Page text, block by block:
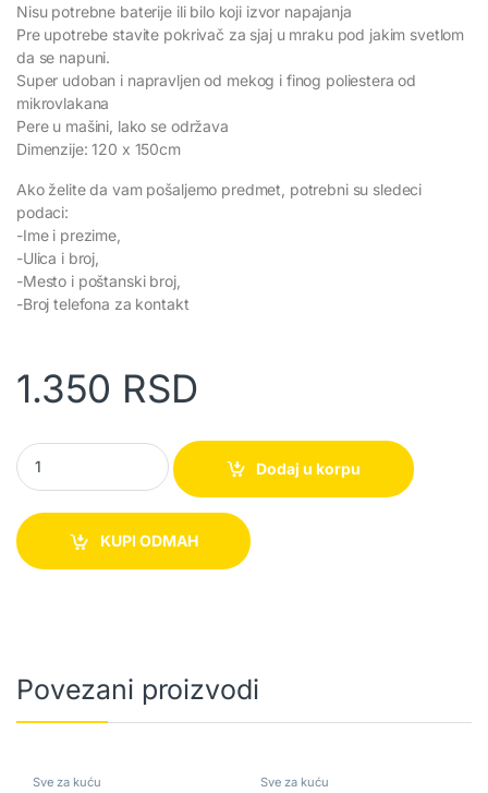
Nisu potrebne baterije ili bilo koji izvor napajanja
Pre upotrebe stavite pokrivač za sjaj u mraku pod jakim svetlom
da se napuni.
Super udoban i napravljen od mekog i finog poliestera od
mikrovlakana
Pere u mašini, lako se održava
Dimenzije: 120 x 150cm
Ako želite da vam pošaljemo predmet, potrebni su sledeci
podaci:
-Ime i prezime,
-Ulica i broj,
-Mesto i poštanski broj,
-Broj telefona za kontakt
1.350 RSD
Dečije magično ćebe koje svetli u mraku quantity
Dodaj u korpu
KUPI ODMAH
Povezani proizvodi
Sve za kuću Sve za kuću